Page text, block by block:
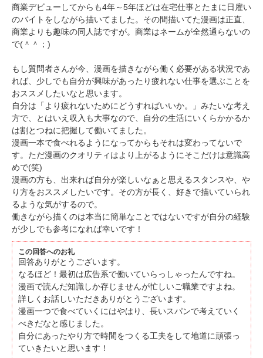
商業デビューしてからも4年～5年ほどは在宅仕事とたまに日雇い
のバイトをしながら描いてました。その間描いてた漫画は正直、
商業よりも趣味の同人誌ですが。商業はネームが全然通らないの
で(＾＾；)
もし質問者さんが今、漫画を描きながら働く必要がある状況であ
れば、少しでも自分が興味があったり疲れない仕事を選ぶことを
おススメしたいなと思います。
自分は「より疲れないためにどうすればいいか。」みたいな考え
方で、とはいえ収入も大事なので、自分の生活にいくらかかるか
は割とつねに把握して働いてました。
漫画一本で食べれるようになってからもそれは変わってないで
す。ただ漫画のクオリティはより上がるようにそこだけは意識高
めで(笑)
漫画の方も、出来れば自分が楽しいなぁと思えるスタンスや、や
り方をおススメしたいです。その方が長く、好きで描いていられ
るような気がするので。
働きながら描くのは本当に簡単なことではないですが自分の経験
が少しでも参考になれば幸いです！
この回答へのお礼
回答ありがとうございます。
なるほど！最初は広告系で働いていらっしゃったんですね。
漫画で読んだ知識しか存じませんが忙しいご職業ですよね。
詳しくお話しいただきありがとうございます。
漫画一つで食べていくにはやはり、長いスパンで考えていく
べきだなと感じました。
自分にあったやり方で時間をつくる工夫をして地道に頑張っ
ていきたいと思います！